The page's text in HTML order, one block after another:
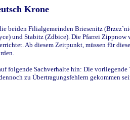
Krone
beiden Filialgemeinden Briesenitz
und Stabitz (Zdbice). Die Pfarrei
Ab diesem Zeitpunkt, müssen für
folgende Sachverhalte hin: Die
zu Übertragungsfehlern gekommen